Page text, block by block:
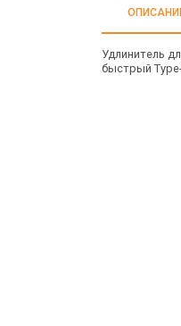
Удлинитель
быстрый